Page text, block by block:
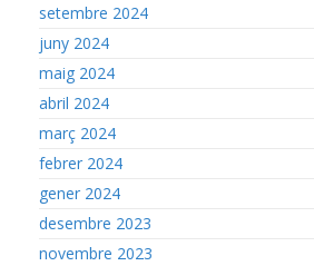
setembre 2024
juny 2024
maig 2024
abril 2024
març 2024
febrer 2024
gener 2024
desembre 2023
novembre 2023